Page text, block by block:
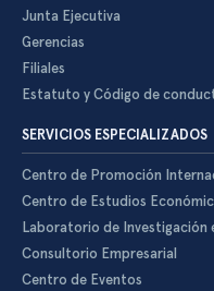
Junta Ejecutiva
Gerencias
Filiales
Estatuto y Código de
SERVICIOS ESPECIALIZADOS
Centro de Promoción
Centro de Estudios
Laboratorio de Investigación
Consultorio Empresarial
Centro de Eventos